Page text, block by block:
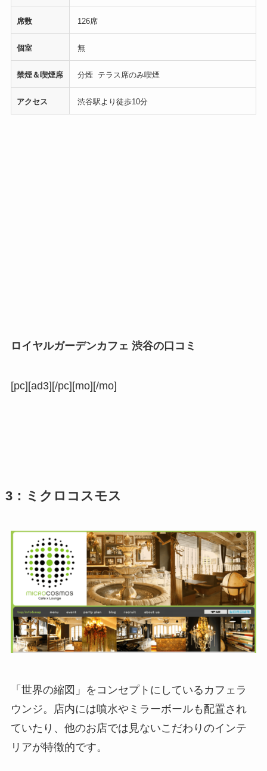
席数 126席
個室 無
禁煙＆喫煙席 分煙 テラス席のみ喫煙
アクセス 渋谷駅より徒歩10分
ロイヤルガーデンカフェ 渋谷の口コミ
[pc][ad3][/pc][mo][/mo]
3：ミクロコスモス
「世界の縮図」をコンセプトにしているカフェラ
ウンジ。店内には噴水やミラーボールも配置され
ていたり、他のお店では見ないこだわりのインテ
リアが特徴的です。